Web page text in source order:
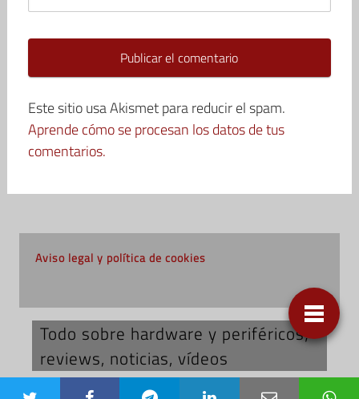
Este sitio usa Akismet para reducir el spam.
Aprende cómo se procesan los datos de tus
comentarios.
Aviso legal y política de cookies
Todo sobre hardware y periféricos;
reviews, noticias, vídeos